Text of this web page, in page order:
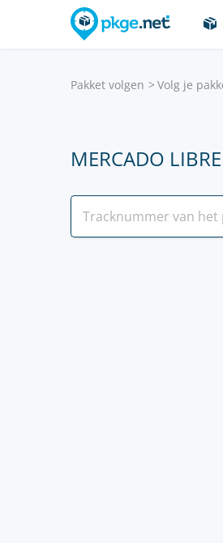
Pakket volgen Volg je
MERCADO